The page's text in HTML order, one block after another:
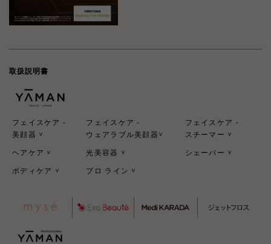
取扱説明書
フェイスケア -
美顔器
>
フェイスケア -
ウェアラブル美顔器>
フェイスケア -
スチーマー
>
ヘアケア > 光美容器 > シェーバー >
ボディケア > プロ ライン >